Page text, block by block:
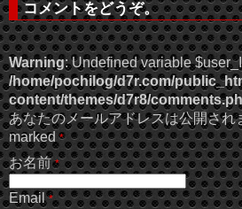
コメントをどうぞ。
Warning: Undefined variable
/home/pochilog/d7r.com/
content/themes/d7r8/
あなたのメールアドレスは公開さ
marked*
お名前 *
Email *